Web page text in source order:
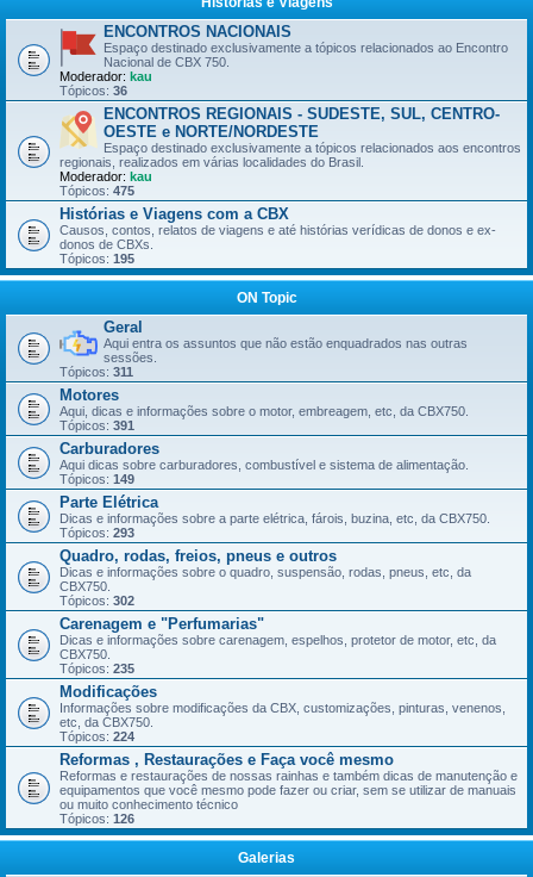
ENCONTROS NACIONAIS
Espaço destinado exclusivamente a tópicos relacionados ao Encontro
Nacional de CBX 750.
Moderador: kau
Tópicos: 36
ENCONTROS REGIONAIS - SUDESTE, SUL, CENTRO-
OESTE e NORTE/NORDESTE
Espaço destinado exclusivamente a tópicos relacionados aos encontros
regionais, realizados em várias localidades do Brasil.
Moderador: kau
Tópicos: 475
Histórias e Viagens com a CBX
Causos, contos, relatos de viagens e até histórias verídicas de donos e ex-
donos de CBXs.
Tópicos: 195
ON Topic
Geral
Aqui entra os assuntos que não estão enquadrados nas outras
sessões.
Tópicos: 311
Motores
Aqui, dicas e informações sobre o motor, embreagem, etc, da CBX750.
Tópicos: 391
Carburadores
Aqui dicas sobre carburadores, combustível e sistema de alimentação.
Tópicos: 149
Parte Elétrica
Dicas e informações sobre a parte elétrica, fárois, buzina, etc, da CBX750.
Tópicos: 293
Quadro, rodas, freios, pneus e outros
Dicas e informações sobre o quadro, suspensão, rodas, pneus, etc, da
CBX750.
Tópicos: 302
Carenagem e "Perfumarias"
Dicas e informações sobre carenagem, espelhos, protetor de motor, etc, da
CBX750.
Tópicos: 235
Modificações
Informações sobre modificações da CBX, customizações, pinturas, venenos,
etc, da CBX750.
Tópicos: 224
Reformas , Restaurações e Faça você mesmo
Reformas e restaurações de nossas rainhas e também dicas de manutenção e
equipamentos que você mesmo pode fazer ou criar, sem se utilizar de manuais
ou muito conhecimento técnico
Tópicos: 126
Galerias